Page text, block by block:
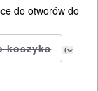
do otworów do
(w